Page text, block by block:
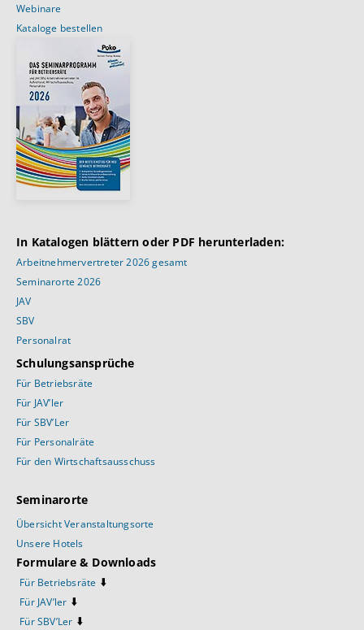
Webinare
Kataloge bestellen
In Katalogen blättern oder PDF herunterladen:
Arbeitnehmervertreter 2026 gesamt
Seminarorte 2026
JAV
SBV
Personalrat
Schulungsansprüche
Für Betriebsräte
Für JAV’ler
Für SBV’Ler
Für Personalräte
Für den Wirtschaftsausschuss
Seminarorte
Übersicht Veranstaltungsorte
Unsere Hotels
Formulare & Downloads
Für Betriebsräte ⬇️
Für JAV’ler ⬇️
Für SBV’Ler ⬇️